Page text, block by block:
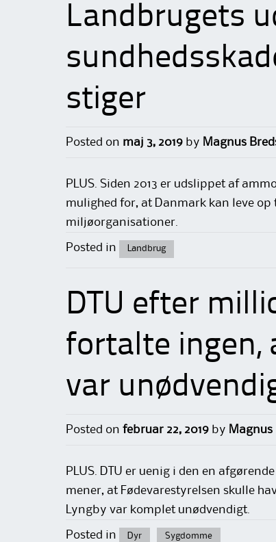
Landbrugets
stiger
Posted on maj 3, 2019 by Magnus
PLUS. Siden 2013 er udslippet af
mulighed for, at Danmark kan leve
miljøorganisationer.
Posted in Landbrug
DTU efter
fortalte ingen,
var
Posted on februar 22, 2019 by Magnus
PLUS. DTU er uenig i den en
mener, at Fødevarestyrelsen skulle
Lyngby var komplet unødvendigt.
Posted in Dyr Sygdomme